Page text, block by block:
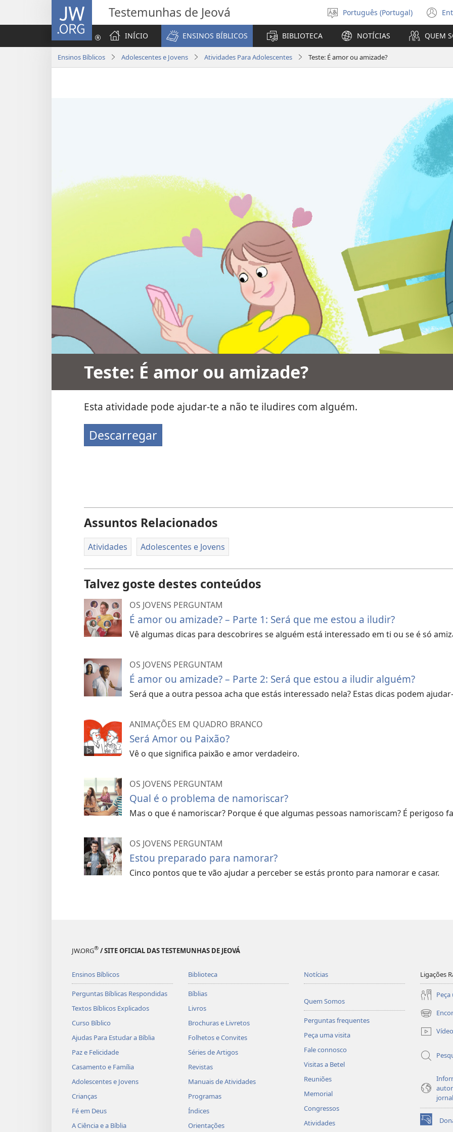
JW.ORG Testemunhas de Jeová
Selecionar
Língua
Português (Portugal)
INÍCIO ENSINOS BÍBLICOS BIBLIOTECA NOTÍCIAS QUEM
Ensinos Bíblicos Adolescentes e Jovens Atividades Para Adolescentes Teste: É amor ou amizade?
Teste: É amor ou amizade?
Esta atividade pode ajudar-te a não te iludires com alguém.
Descarregar
Assuntos Relacionados
Atividades Adolescentes e Jovens
Talvez goste destes conteúdos
OS JOVENS PERGUNTAM
É amor ou amizade? – Parte 1: Será que me estou a iludir?
Vê algumas dicas para descobrires se alguém está interessado em ti ou se é só
OS JOVENS PERGUNTAM
É amor ou amizade? – Parte 2: Será que estou a iludir alguém?
Será que a outra pessoa acha que estás interessado nela? Estas dicas podem
ANIMAÇÕES EM QUADRO BRANCO
Será Amor ou Paixão?
Vê o que significa paixão e amor verdadeiro.
OS JOVENS PERGUNTAM
Qual é o problema de namoriscar?
Mas o que é namoriscar? Porque é que algumas pessoas namoriscam? É perigoso
OS JOVENS PERGUNTAM
Estou preparado para namorar?
Cinco pontos que te vão ajudar a perceber se estás pronto para namorar e casar.
JW.ORG® / SITE OFICIAL DAS TESTEMUNHAS DE JEOVÁ
Ensinos Bíblicos
Perguntas Bíblicas Respondidas
Textos Bíblicos Explicados
Curso Bíblico
Ajudas Para Estudar a Bíblia
Paz e Felicidade
Casamento e Família
Adolescentes e Jovens
Crianças
Fé em Deus
A Ciência e a Bíblia
Biblioteca
Bíblias
Livros
Brochuras e Livretos
Folhetos e Convites
Séries de Artigos
Revistas
Manuais de Atividades
Programas
Índices
Orientações
Notícias
Quem Somos
Perguntas frequentes
Peça uma visita
Fale connosco
Visitas a Betel
Reuniões
Memorial
Congressos
Atividades
Ligações
(abre
uma
nova
(abre